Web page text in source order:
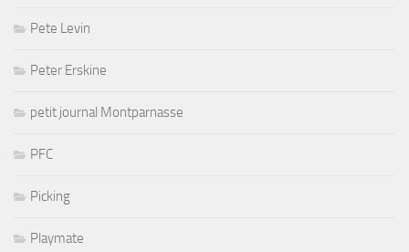
Pete Levin
Peter Erskine
petit journal Montparnasse
PFC
Picking
Playmate